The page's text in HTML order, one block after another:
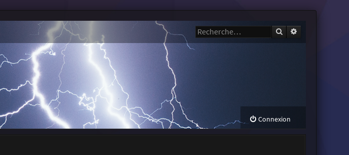
Rechercher
Connexion